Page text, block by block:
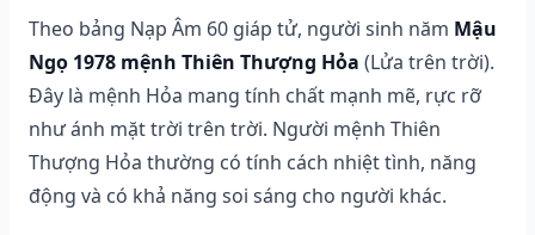
Theo bảng Nạp Âm 60 giáp tử, người sinh năm Mậu
Ngọ 1978 mệnh Thiên Thượng Hỏa (Lửa trên trời).
Đây là mệnh Hỏa mang tính chất mạnh mẽ, rực rỡ
như ánh mặt trời trên trời. Người mệnh Thiên
Thượng Hỏa thường có tính cách nhiệt tình, năng
động và có khả năng soi sáng cho người khác.